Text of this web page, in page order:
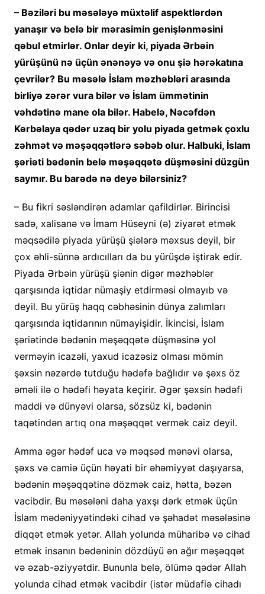
– Bəziləri bu məsələyə müxtəlif aspektlərdən
yanaşır və belə bir mərasimin genişlənməsini
qəbul etmirlər. Onlar deyir ki, piyada Ərbəin
yürüşünü nə üçün ənənəyə və onu şiə hərəkatına
çevrilər? Bu məsələ İslam məzhəbləri arasında
birliyə zərər vura bilər və İslam ümmətinin
vəhdətinə mane ola bilər. Habelə, Nəcəfdən
Kərbəlaya qədər uzaq bir yolu piyada getmək çoxlu
zəhmət və məşəqqətlərə səbəb olur. Halbuki, İslam
şəriəti bədənin belə məşəqqətə düşməsini düzgün
saymır. Bu barədə nə deyə bilərsiniz?
– Bu fikri səsləndirən adamlar qafildirlər. Birincisi
sadə, xalisanə və İmam Hüseyni (ə) ziyarət etmək
məqsədilə piyada yürüşü şiələrə məxsus deyil, bir
çox əhli-sünnə ardıcılları da bu yürüşdə iştirak edir.
Piyada Ərbəin yürüşü şiənin digər məzhəblər
qarşısında iqtidar nümaşiy etdirməsi olmayıb və
deyil. Bu yürüş haqq cəbhəsinin dünya zalımları
qarşısında iqtidarının nümayişidir. İkincisi, İslam
şəriətində bədənin məşəqqətə düşməsinə yol
verməyin icazəli, yaxud icazəsiz olması mömin
şəxsin nəzərdə tutduğu hədəfə bağlıdır və şəxs öz
əməli ilə o hədəfi həyata keçirir. Əgər şəxsin hədəfi
maddi və dünyəvi olarsa, sözsüz ki, bədənin
taqətindən artıq ona məşəqqət vermək caiz deyil.
Amma əgər hədəf uca və məqsəd mənəvi olarsa,
şəxs və camiə üçün həyati bir əhəmiyyət daşıyarsa,
bədənin məşəqqətinə dözmək caiz, hətta, bəzən
vacibdir. Bu məsələni daha yaxşı dərk etmək üçün
İslam mədəniyyətindəki cihad və şəhadət məsələsinə
diqqət etmək yetər. Allah yolunda müharibə və cihad
etmək insanın bədəninin dözdüyü ən ağır məşəqqət
və əzab-əziyyətdir. Bununla belə, ölümə qədər Allah
yolunda cihad etmək vacibdir (istər müdafiə cihadı